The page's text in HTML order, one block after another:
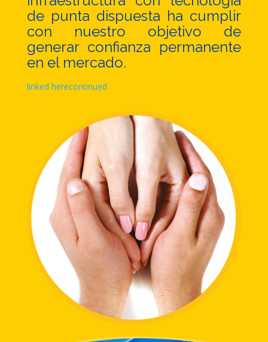
de punta dispuesta ha cumplir
con nuestro objetivo de
generar confianza permanente
en el mercado.
linked herecontinued